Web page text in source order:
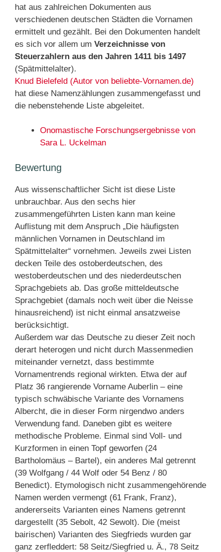
hat aus zahlreichen Dokumenten aus
verschiedenen deutschen Städten die Vornamen
ermittelt und gezählt. Bei den Dokumenten handelt
es sich vor allem um Verzeichnisse von
Steuerzahlern aus den Jahren 1411 bis 1497
(Spätmittelalter).
Knud Bielefeld (Autor von beliebte-Vornamen.de)
hat diese Namenzählungen zusammengefasst und
die nebenstehende Liste abgeleitet.
Onomastische Forschungsergebnisse von
Sara L. Uckelman
Bewertung
Aus wissenschaftlicher Sicht ist diese Liste
unbrauchbar. Aus den sechs hier
zusammengeführten Listen kann man keine
Auflistung mit dem Anspruch „Die häufigsten
männlichen Vornamen in Deutschland im
Spätmittelalter“ vornehmen. Jeweils zwei Listen
decken Teile des ostoberdeutschen, des
westoberdeutschen und des niederdeutschen
Sprachgebiets ab. Das große mitteldeutsche
Sprachgebiet (damals noch weit über die Neisse
hinausreichend) ist nicht einmal ansatzweise
berücksichtigt.
Außerdem war das Deutsche zu dieser Zeit noch
derart heterogen und nicht durch Massenmedien
miteinander vernetzt, dass bestimmte
Vornamentrends regional wirkten. Etwa der auf
Platz 36 rangierende Vorname Auberlin – eine
typisch schwäbische Variante des Vornamens
Albercht, die in dieser Form nirgendwo anders
Verwendung fand. Daneben gibt es weitere
methodische Probleme. Einmal sind Voll- und
Kurzformen in einen Topf geworfen (24
Bartholomäus – Bartel), ein anderes Mal getrennt
(39 Wolfgang / 44 Wolf oder 54 Benz / 80
Benedict). Etymologisch nicht zusammengehörende
Namen werden vermengt (61 Frank, Franz),
andererseits Varianten eines Namens getrennt
dargestellt (35 Sebolt, 42 Sewolt). Die (meist
bairischen) Varianten des Siegfrieds wurden gar
ganz zerfleddert: 58 Seitz/Siegfried u. Ä., 78 Seitz